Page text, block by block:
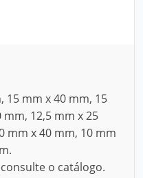
15 mm x 40 mm, 15
12,5 mm x 25
mm x 40 mm, 10 mm
o catálogo.